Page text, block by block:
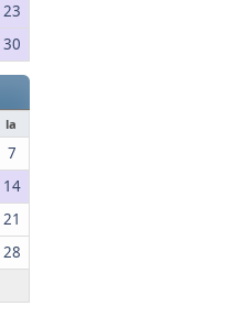
23
30
la
7
14
21
28